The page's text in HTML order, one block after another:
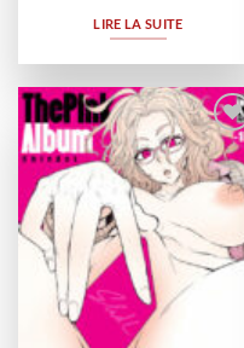
LIRE LA SUITE
à la